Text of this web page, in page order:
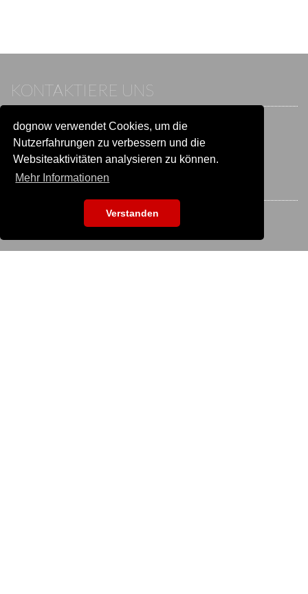
dognow verwendet Cookies, um die
Nutzerfahrungen zu verbessern und die
Websiteaktivitäten analysieren zu können.
Mehr Informationen
Verstanden
KONTAKTIERE UNS
Wenn du bereits einen Account hast, melde dich bitte an.
Sonst besuche unser Hilfe- und Kontaktcenter:
Zu
Hilfe und Kontaktwechseln
BLEIB IN VERBINDUNG